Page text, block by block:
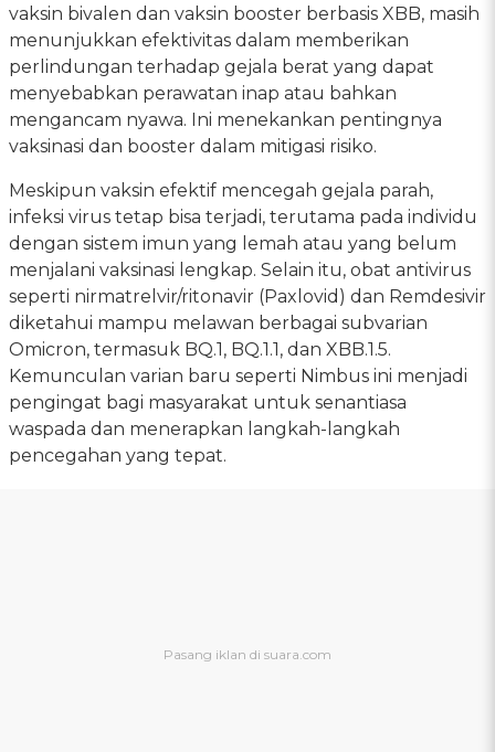
vaksin bivalen dan vaksin booster berbasis XBB, masih
menunjukkan efektivitas dalam memberikan
perlindungan terhadap gejala berat yang dapat
menyebabkan perawatan inap atau bahkan
mengancam nyawa. Ini menekankan pentingnya
vaksinasi dan booster dalam mitigasi risiko.
Meskipun vaksin efektif mencegah gejala parah,
infeksi virus tetap bisa terjadi, terutama pada individu
dengan sistem imun yang lemah atau yang belum
menjalani vaksinasi lengkap. Selain itu, obat antivirus
seperti nirmatrelvir/ritonavir (Paxlovid) dan Remdesivir
diketahui mampu melawan berbagai subvarian
Omicron, termasuk BQ.1, BQ.1.1, dan XBB.1.5.
Kemunculan varian baru seperti Nimbus ini menjadi
pengingat bagi masyarakat untuk senantiasa
waspada dan menerapkan langkah-langkah
pencegahan yang tepat.